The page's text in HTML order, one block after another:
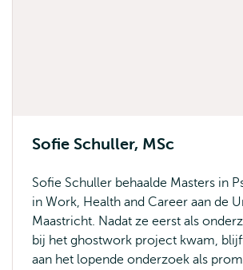
Sofie Schuller, MSc
Sofie Schuller behaalde Masters in
in Work, Health and Career aan de
Maastricht. Nadat ze eerst als
bij het ghostwork project kwam,
aan het lopende onderzoek als